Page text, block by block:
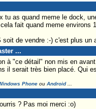
as quand meme le dock,
fait quand meme environs
de vendre :-) c'est plus un
...
à "ce détail" non mis en
il serait très bien placé. Qui
Phoneou Android...
? Pas moi merci :o)